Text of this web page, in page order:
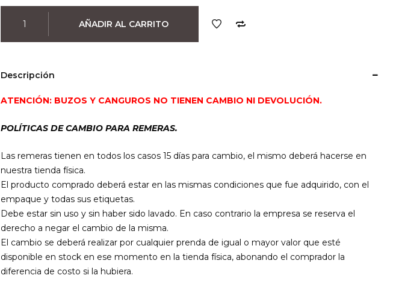
Gatito
80%
(Colores)
AÑADIR AL CARRITO
Descripción
ATENCIÓN: BUZOS Y CANGUROS NO TIENEN CAMBIO NI DEVOLUCIÓN.
POLÍTICAS DE CAMBIO PARA REMERAS.
Las remeras tienen en todos los casos 15 días para cambio, el mismo deberá hacerse en
nuestra tienda física.
El producto comprado deberá estar en las mismas condiciones que fue adquirido, con el
empaque y todas sus etiquetas.
Debe estar sin uso y sin haber sido lavado. En caso contrario la empresa se reserva el
derecho a negar el cambio de la misma.
El cambio se deberá realizar por cualquier prenda de igual o mayor valor que esté
disponible en stock en ese momento en la tienda física, abonando el comprador la
diferencia de costo si la hubiera.